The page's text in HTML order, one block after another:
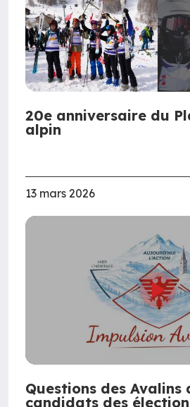
20e anniversaire du
alpin
13 mars 2026
Questions des Avalins
candidats des